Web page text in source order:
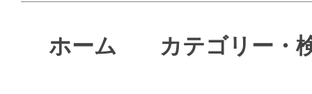
ホーム カテゴリー・